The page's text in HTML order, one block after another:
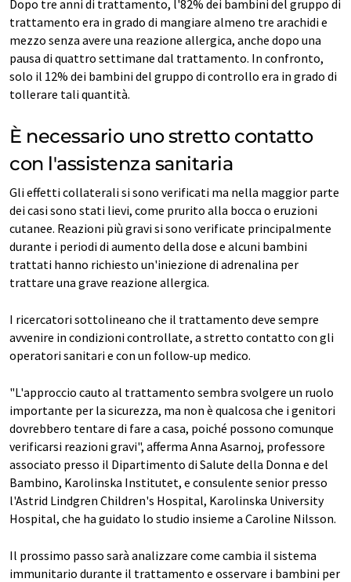
Dopo tre anni di trattamento, l'82% dei bambini del gruppo di
trattamento era in grado di mangiare almeno tre arachidi e
mezzo senza avere una reazione allergica, anche dopo una
pausa di quattro settimane dal trattamento. In confronto,
solo il 12% dei bambini del gruppo di controllo era in grado di
tollerare tali quantità.
È necessario uno stretto contatto
con l'assistenza sanitaria
Gli effetti collaterali si sono verificati ma nella maggior parte
dei casi sono stati lievi, come prurito alla bocca o eruzioni
cutanee. Reazioni più gravi si sono verificate principalmente
durante i periodi di aumento della dose e alcuni bambini
trattati hanno richiesto un'iniezione di adrenalina per
trattare una grave reazione allergica.
I ricercatori sottolineano che il trattamento deve sempre
avvenire in condizioni controllate, a stretto contatto con gli
operatori sanitari e con un follow-up medico.
"L'approccio cauto al trattamento sembra svolgere un ruolo
importante per la sicurezza, ma non è qualcosa che i genitori
dovrebbero tentare di fare a casa, poiché possono comunque
verificarsi reazioni gravi", afferma Anna Asarnoj, professore
associato presso il Dipartimento di Salute della Donna e del
Bambino, Karolinska Institutet, e consulente senior presso
l'Astrid Lindgren Children's Hospital, Karolinska University
Hospital, che ha guidato lo studio insieme a Caroline Nilsson.
Il prossimo passo sarà analizzare come cambia il sistema
immunitario durante il trattamento e osservare i bambini per